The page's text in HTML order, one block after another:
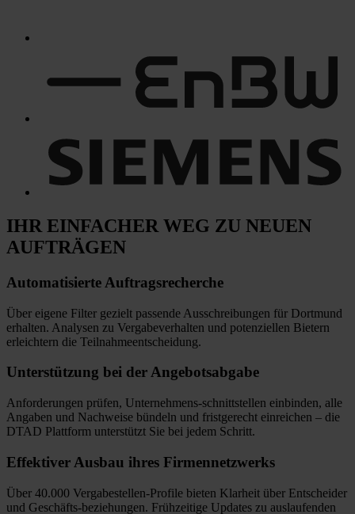
IHR EINFACHER WEG ZU NEUEN
AUFTRÄGEN
Automatisierte Auftragsrecherche
Über eigene Filter gezielt passende Ausschreibungen für Dortmund
erhalten. Analysen zu Vergabeverhalten und potenziellen Bietern
erleichtern die Teilnahmeentscheidung.
Unterstützung bei der Angebotsabgabe
Anforderungen prüfen, Unternehmens-schnittstellen einbinden, alle
Angaben und Nachweise bündeln und fristgerecht einreichen – die
DTAD Plattform unterstützt Sie bei jedem Schritt.
Effektiver Ausbau ihres Firmennetzwerks
Über 40.000 Vergabestellen-Profile bieten Klarheit über Entscheider
und Geschäfts-beziehungen. Frühzeitige Updates zu auslaufenden